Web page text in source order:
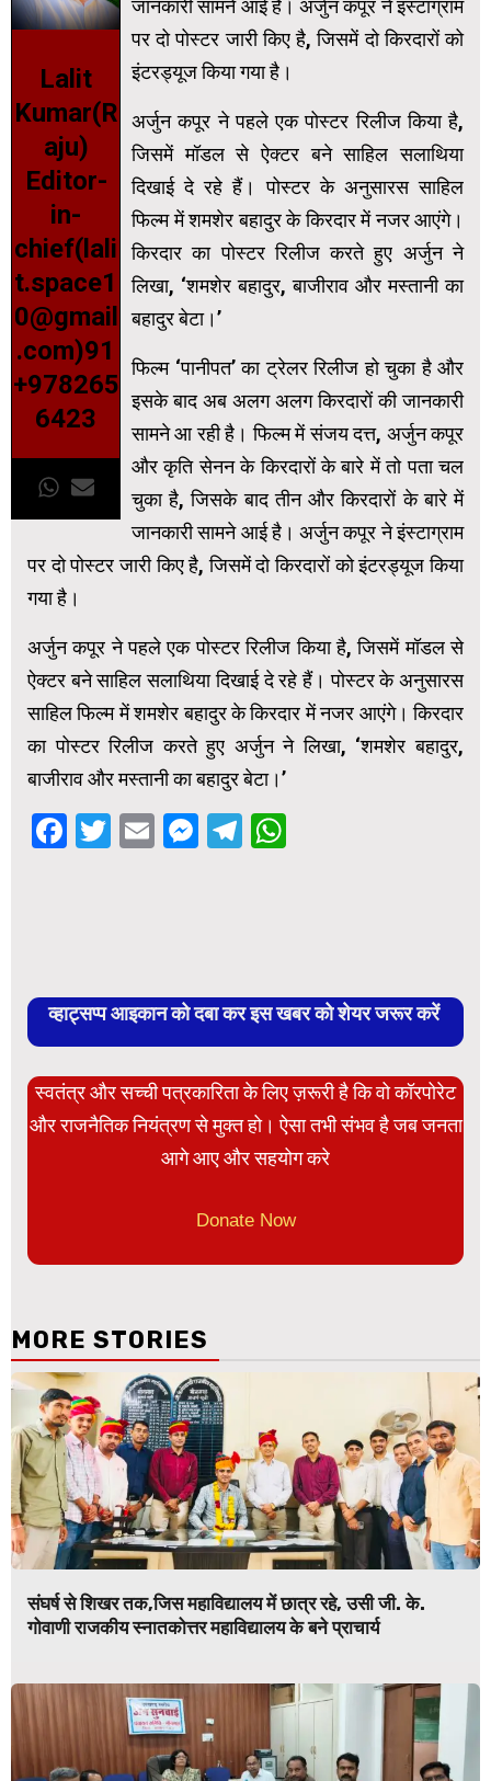
Lalit
Kumar(R
aju)
Editor-
in-
chief(lali
t.space1
0@gmail
.com)91
+978265
6423
जानकारी सामने आई है। अर्जुन कपूर ने इंस्टाग्राम
पर दो पोस्टर जारी किए है, जिसमें दो किरदारों को
इंटरड्यूज किया गया है।
अर्जुन कपूर ने पहले एक पोस्टर रिलीज किया है,
जिसमें मॉडल से ऐक्‍टर बने साहिल सलाथिया
दिखाई दे रहे हैं। पोस्टर के अनुसारस साहिल
फिल्म में शमशेर बहादुर के किरदार में नजर आएंगे।
किरदार का पोस्टर रिलीज करते हुए अर्जुन ने
लिखा, ‘शमशेर बहादुर, बाजीराव और मस्‍तानी का
बहादुर बेटा।’
फिल्म ‘पानीपत’ का ट्रेलर रिलीज हो चुका है और
इसके बाद अब अलग अलग किरदारों की जानकारी
सामने आ रही है। फिल्म में संजय दत्त, अर्जुन कपूर
और कृति सेनन के किरदारों के बारे में तो पता चल
चुका है, जिसके बाद तीन और किरदारों के बारे में
जानकारी सामने आई है। अर्जुन कपूर ने इंस्टाग्राम
पर दो पोस्टर जारी किए है, जिसमें दो किरदारों को इंटरड्यूज किया
गया है।
अर्जुन कपूर ने पहले एक पोस्टर रिलीज किया है, जिसमें मॉडल से
ऐक्‍टर बने साहिल सलाथिया दिखाई दे रहे हैं। पोस्टर के अनुसारस
साहिल फिल्म में शमशेर बहादुर के किरदार में नजर आएंगे। किरदार
का पोस्टर रिलीज करते हुए अर्जुन ने लिखा, ‘शमशेर बहादुर,
बाजीराव और मस्‍तानी का बहादुर बेटा।’
Facebook
Twitter
EmailMessenger
Telegram
व्हाट्सप्प आइकान को दबा कर इस खबर को शेयर जरूर करें
स्वतंत्र और सच्ची पत्रकारिता के लिए ज़रूरी है कि वो कॉरपोरेट
और राजनैतिक नियंत्रण से मुक्त हो। ऐसा तभी संभव है जब जनता
आगे आए और सहयोग करे
Donate Now
MORE STORIES
संघर्ष से शिखर तक,जिस महाविद्यालय में छात्र रहे, उसी जी. के.
गोवाणी राजकीय स्नातकोत्तर महाविद्यालय के बने प्राचार्य